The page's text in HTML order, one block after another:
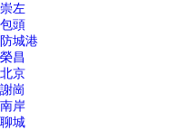
崇左
包頭
防城港
榮昌
北京
謝崗
南岸
聊城